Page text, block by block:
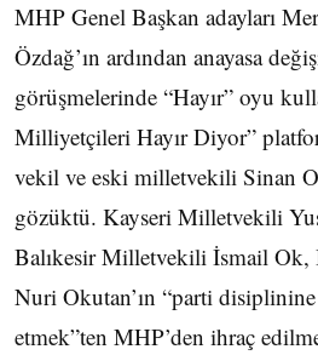
MHP Genel Başkan adayları
Özdağ’ın ardından anayasa
görüşmelerinde “Hayır” oyu
Milliyetçileri Hayır Diyor”
vekil ve eski milletvekili Sinan
gözüktü. Kayseri Milletvekili
Balıkesir Milletvekili İsmail
Nuri Okutan’ın “parti disiplinine
etmek”ten MHP’den ihraç